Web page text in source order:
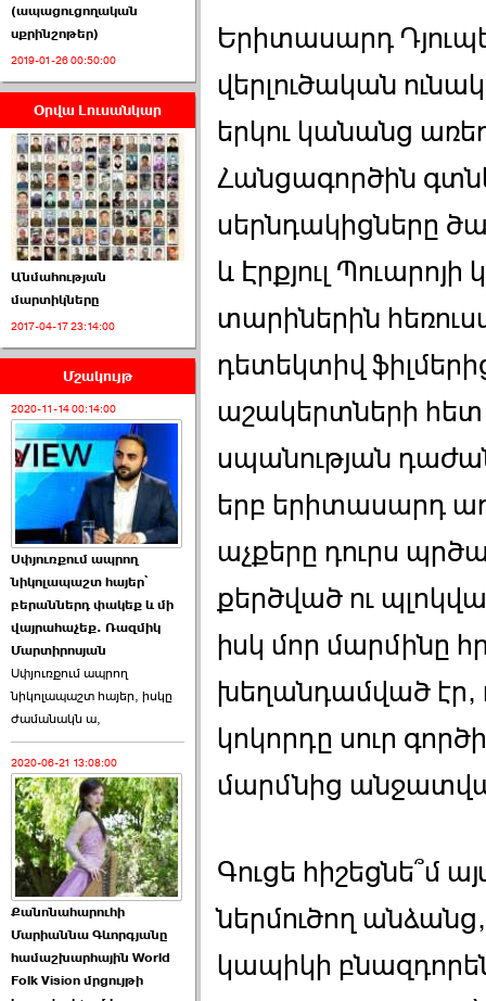
ՈՒՂԻՂ․ ԱԺ-ն
Կառավարության ›››
2026-07-01 00:52:00
ՍԴ-ն հուլիսի 1-ին
կհեռանա ›››
2026-07-01 00:08:00
Աննա Վարդապետյանն
ուղերձ է հղել ›››
2026-06-25 23:21:00
Պաշտոնակռիվը սկսված
է. «Հրապարակ» ›››
2026-06-25 17:13:00
ԱԺ նախագահի
(ապացուցողական
սքրինշոթեր)
2019-01-26 00:50:00
Օրվա Լուսանկար
Անմահության
մարտիկները
2017-04-17 23:14:00
Մշակույթ
2020-11-14 00:14:00
Սփյուռքում ապրող
նիկոլապաշտ հայեր՝
բերաններդ փակեք և մի
վայրահաչեք. Ռազմիկ
Մարտիրոսյան
Սփյուռքում ապրող
նիկոլապաշտ հայեր, իսկը
ժամանակն ա,
2020-06-21 13:08:00
Քանոնահարուհի
Մարիաննա Գևորգյանը
համաշխարհային World
Folk Vision մրցույթի
Երիտասարդ
վերլուծական
երկու կանանց
Հանցագործին
սերնդակիցները
և Էրքյուլ
տարիներին
դետեկտիվ
աշակերտների հետ
սպանության
երբ երիտասարդ
աչքերը դուրս
քերծված ու
իսկ մոր մարմինը
խեղանդամված էր,
կոկորդը սուր
մարմնից
Գուցե հիշեցնե՞մ
ներմուծող
կապիկի